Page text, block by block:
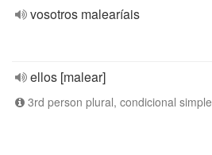
vosotros malearíais
ellos [malear]
3rd person plural, condicional simple